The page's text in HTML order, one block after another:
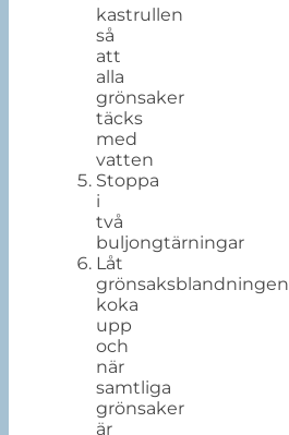
kastrullen
så
att
alla
grönsaker
täcks
med
vatten
Stoppa
i
två
buljongtärningar
Låt
grönsaksblandningen
koka
upp
och
när
samtliga
grönsaker
är